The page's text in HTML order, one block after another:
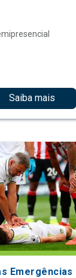
Saiba mais
Emergências